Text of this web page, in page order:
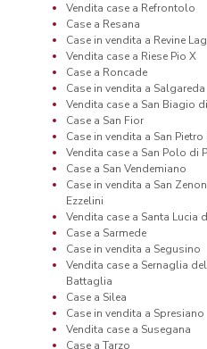
Vendita case a Refrontolo
Case a Resana
Case in vendita a Revine
Vendita case a Riese Pio X
Case a Roncade
Case in vendita a Salgareda
Vendita case a San Biagio
Case a San Fior
Case in vendita a San
Vendita case a San Polo di
Case a San Vendemiano
Case in vendita a San
Ezzelini
Vendita case a Santa Lucia
Case a Sarmede
Case in vendita a Segusino
Vendita case a Sernaglia
Battaglia
Case a Silea
Case in vendita a Spresiano
Vendita case a Susegana
Case a Tarzo